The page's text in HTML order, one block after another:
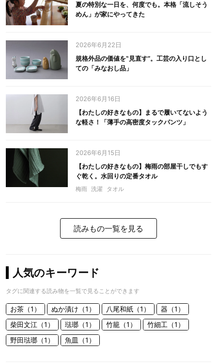
夏の特別な一日を、何度でも。本格「流しそう
めん」が家にやってきた
2026年6月22日
規格外品の価値を‟見直す”。工芸の入り口とし
ての「みなおし品」
2026年6月16日
【わたしの好きなもの】まるで履いてないよう
な軽さ！「薄手の高密度タックパンツ」
2026年6月15日
【わたしの好きなもの】梅雨の部屋干しでもす
ぐ乾く。水回りの定番タオル
梅雨 洗濯 タオル
読みもの一覧を見る
人気のキーワード
タグに関連する読み物を一覧で見ることができます
お茶（1） ぬか漬け（1） 八尾和紙（1）
器（1）
柴田文江（1）
琺瑯（1） 竹籠（1）
竹細工（1）
野田琺瑯（1）
魚皿（1）